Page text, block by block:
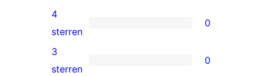
5
sterren
beoordelingen
0
4
sterren
4
sterren
0
0
3
sterren
0